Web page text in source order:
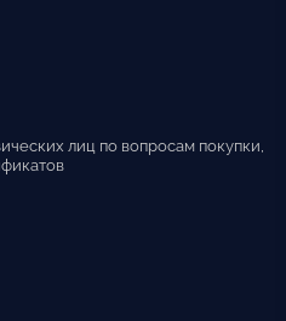
лиц по вопросам покупки,